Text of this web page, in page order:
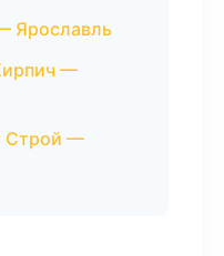
Ярославль
—
Строй —